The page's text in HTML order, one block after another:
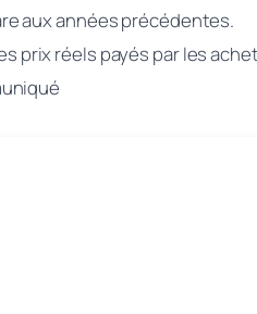
aux années précédentes.
prix réels payés par les